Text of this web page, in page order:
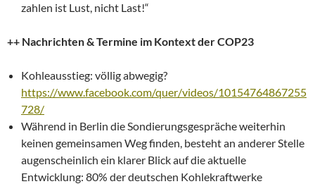
zahlen ist Lust, nicht Last!“
++ Nachrichten & Termine im Kontext der COP23
Kohleausstieg: völlig abwegig?
https://www.facebook.com/quer/videos/10154764867255
728/
Während in Berlin die Sondierungsgespräche weiterhin
keinen gemeinsamen Weg finden, besteht an anderer Stelle
augenscheinlich ein klarer Blick auf die aktuelle
Entwicklung: 80% der deutschen Kohlekraftwerke